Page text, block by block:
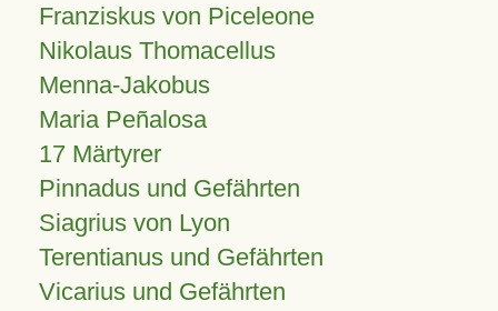
Franziskus von Piceleone
Nikolaus Thomacellus
Menna-Jakobus
Maria Peñalosa
17 Märtyrer
Pinnadus und Gefährten
Siagrius von Lyon
Terentianus und Gefährten
Vicarius und Gefährten